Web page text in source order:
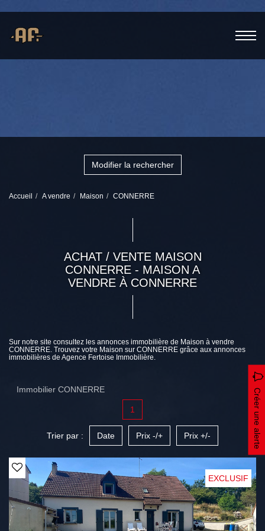
Modifier la rechercher
Accueil A vendre Maison CONNERRE
ACHAT / VENTE MAISON
CONNERRE - MAISON A
VENDRE À CONNERRE
Sur notre site consultez les annonces immobilière de Maison à vendre
CONNERRE. Trouvez votre Maison sur CONNERRE grâce aux annonces
immobilières de Agence Fertoise Immobilière.
Immobilier CONNERRE Créer une alerte
1
Trier par : Date Prix -/+ Prix +/-
EXCLUSIF